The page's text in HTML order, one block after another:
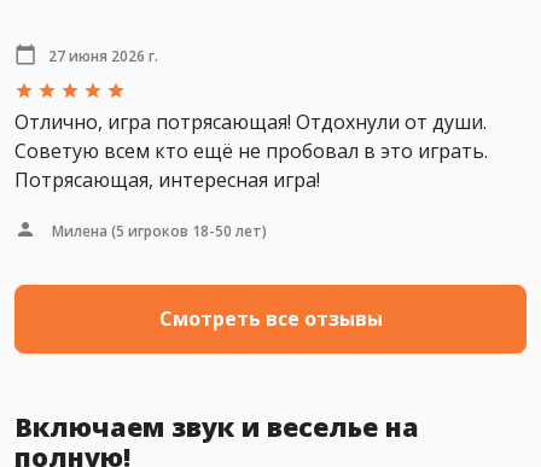
27 июня 2026 г.
Отлично, игра потрясающая! Отдохнули от души.
Советую всем кто ещё не пробовал в это играть.
Потрясающая, интересная игра!
Милена (5 игроков 18-50 лет)
Смотреть все отзывы
Включаем звук и веселье на
полную!